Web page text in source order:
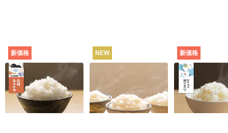
新価格
田んぼと食卓むすぶ
お米（品種おまか
せ） [定期宅配]
702
NEW
ット（白米・3種）
3,890円
新価格
静岡・焼津
田の息吹（品
シヒカリ） [